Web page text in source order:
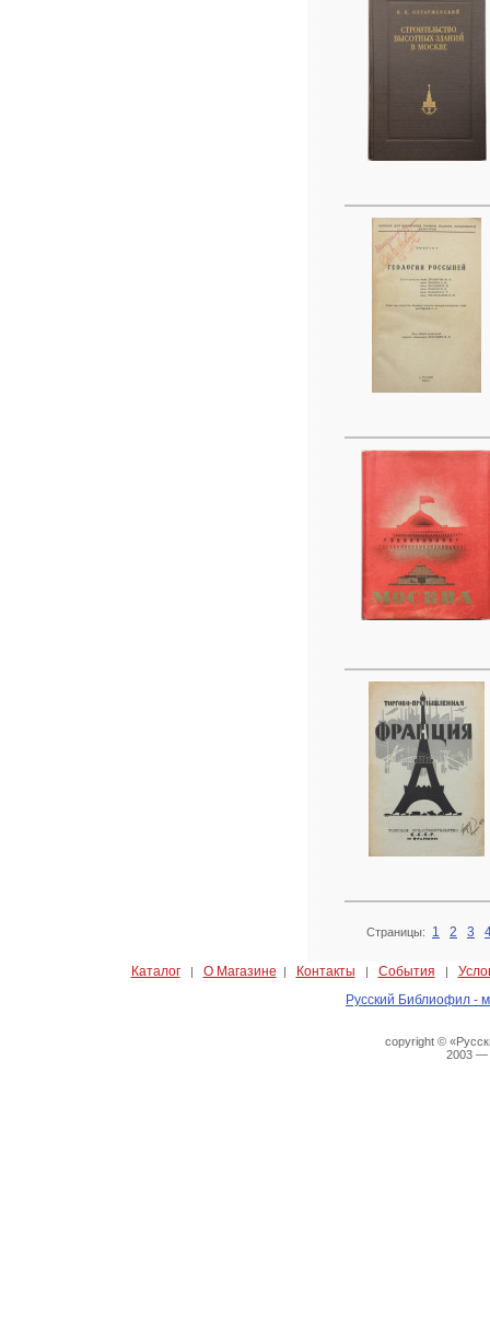
Страницы: 1 2 3
Каталог| О Магазине | Контакты | События |
Русский Библиофил -
copyright ©
2003 —